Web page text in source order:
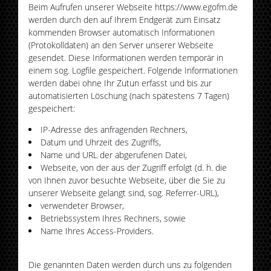
Beim Aufrufen unserer Webseite https://www.egofm.de
werden durch den auf Ihrem Endgerät zum Einsatz
kommenden Browser automatisch Informationen
(Protokolldaten) an den Server unserer Webseite
gesendet. Diese Informationen werden temporär in
einem sog. Logfile gespeichert. Folgende Informationen
werden dabei ohne Ihr Zutun erfasst und bis zur
automatisierten Löschung (nach spätestens 7 Tagen)
gespeichert:
IP-Adresse des anfragenden Rechners,
Datum und Uhrzeit des Zugriffs,
Name und URL der abgerufenen Datei,
Webseite, von der aus der Zugriff erfolgt (d. h. die
von Ihnen zuvor besuchte Webseite, über die Sie zu
unserer Webseite gelangt sind, sog. Referrer-URL),
verwendeter Browser,
Betriebssystem Ihres Rechners, sowie
Name Ihres Access-Providers.
Die genannten Daten werden durch uns zu folgenden